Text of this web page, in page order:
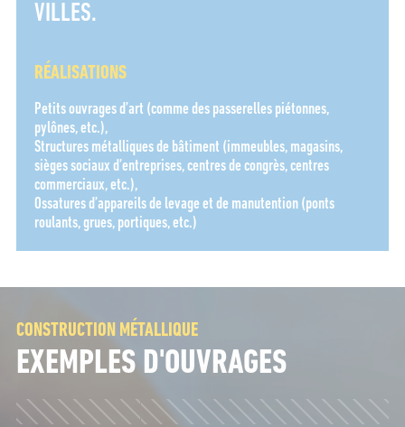
ENTREZ VOTRE RECHERCHE
RECHERCHER
Please accept terms & condition
VILLES.
RÉALISATIONS
Petits ouvrages d’art (comme des passerelles piétonnes,
pylônes, etc.),
Structures métalliques de bâtiment (immeubles, magasins,
sièges sociaux d’entreprises, centres de congrès, centres
commerciaux, etc.),
Ossatures d’appareils de levage et de manutention (ponts
roulants, grues, portiques, etc.)
CONSTRUCTION MÉTALLIQUE
EXEMPLES D'OUVRAGES